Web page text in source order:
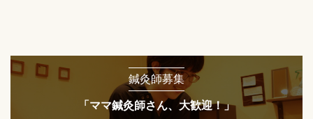
鍼灸師募集
「ママ鍼灸師さん、大歓迎！」